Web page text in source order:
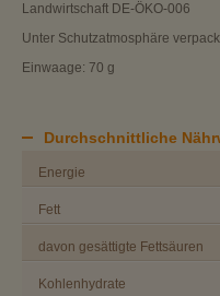
Landwirtschaft DE-ÖKO-006
Unter Schutzatmosphäre
Einwaage: 70 g
Durchschnittliche
Energie
Fett
davon gesättigte Fettsäuren
Kohlenhydrate